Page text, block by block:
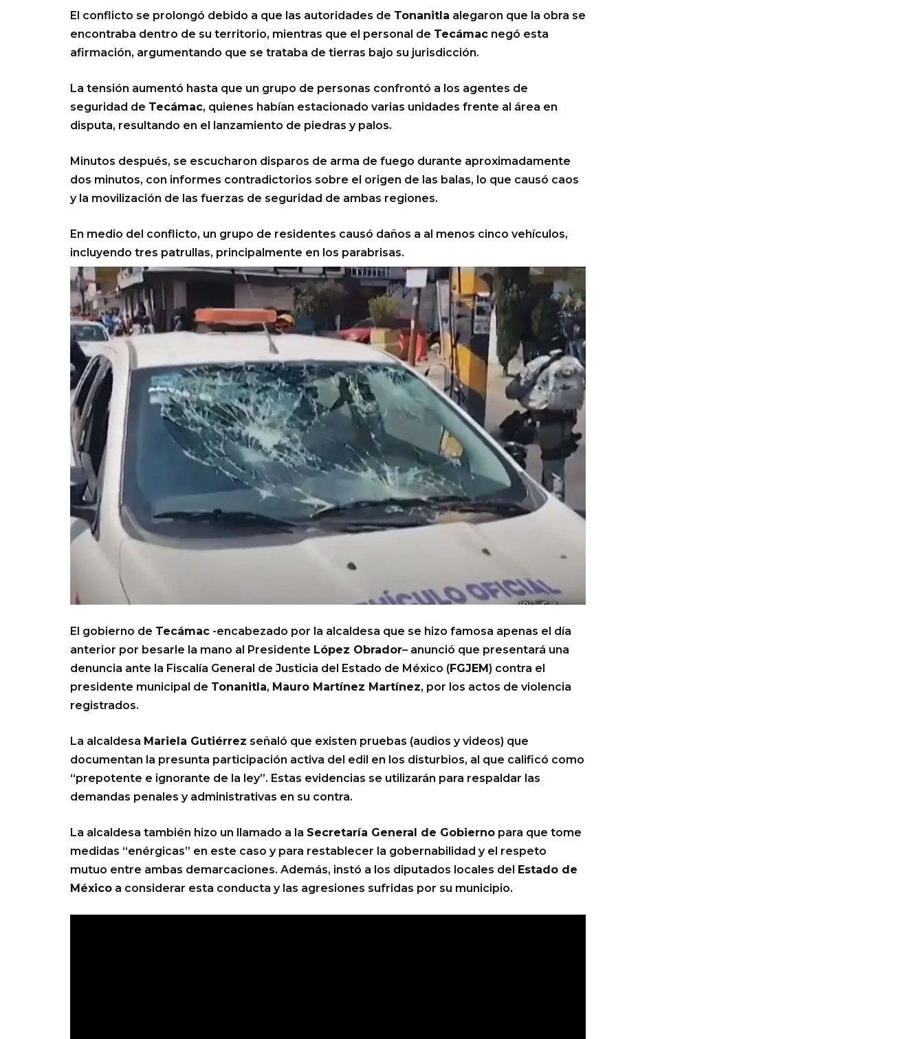
El conflicto se prolongó debido a que las autoridades de Tonanitla alegaron que la obra se
encontraba dentro de su territorio, mientras que el personal de Tecámac negó esta
afirmación, argumentando que se trataba de tierras bajo su jurisdicción.
La tensión aumentó hasta que un grupo de personas confrontó a los agentes de
seguridad de Tecámac, quienes habían estacionado varias unidades frente al área en
disputa, resultando en el lanzamiento de piedras y palos.
Minutos después, se escucharon disparos de arma de fuego durante aproximadamente
dos minutos, con informes contradictorios sobre el origen de las balas, lo que causó caos
y la movilización de las fuerzas de seguridad de ambas regiones.
En medio del conflicto, un grupo de residentes causó daños a al menos cinco vehículos,
incluyendo tres patrullas, principalmente en los parabrisas.
El gobierno de Tecámac -encabezado por la alcaldesa que se hizo famosa apenas el día
anterior por besarle la mano al Presidente López Obrador– anunció que presentará una
denuncia ante la Fiscalía General de Justicia del Estado de México (FGJEM ) contra el
presidente municipal de Tonanitla, Mauro Martínez Martínez, por los actos de violencia
registrados.
La alcaldesa Mariela Gutiérrez señaló que existen pruebas (audios y videos) que
documentan la presunta participación activa del edil en los disturbios, al que calificó como
“prepotente e ignorante de la ley”. Estas evidencias se utilizarán para respaldar las
demandas penales y administrativas en su contra.
La alcaldesa también hizo un llamado a la Secretaría General de Gobierno para que tome
medidas “enérgicas” en este caso y para restablecer la gobernabilidad y el respeto
mutuo entre ambas demarcaciones. Además, instó a los diputados locales del
Estado de
México a considerar esta conducta y las agresiones sufridas por su municipio.